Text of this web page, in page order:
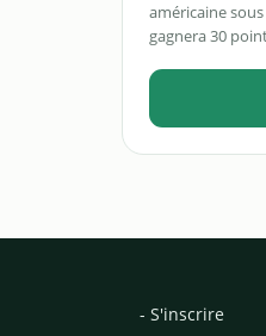
américaine
gagnera 30
- S'inscrire